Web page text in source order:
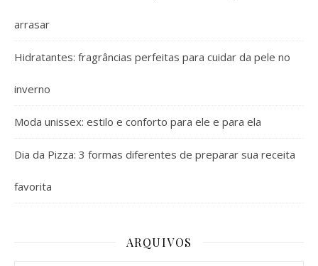
arrasar
Hidratantes: fragrâncias perfeitas para cuidar da pele no
inverno
Moda unissex: estilo e conforto para ele e para ela
Dia da Pizza: 3 formas diferentes de preparar sua receita
favorita
ARQUIVOS